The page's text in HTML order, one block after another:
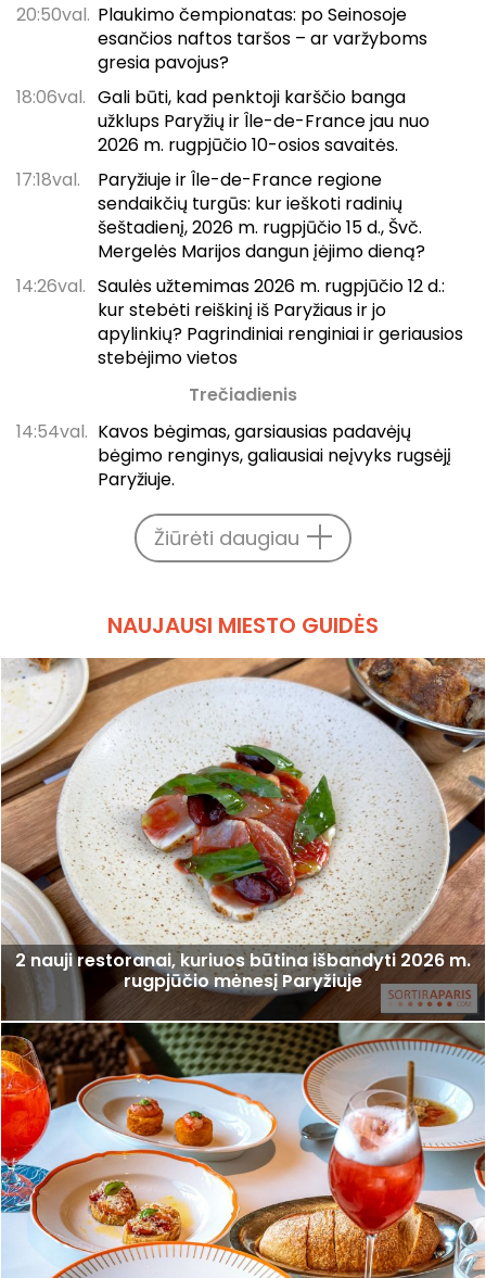
20:50val. Plaukimo čempionatas: po Seinosoje
esančios naftos taršos – ar varžyboms
gresia pavojus?
18:06val. Gali būti, kad penktoji karščio banga
užklups Paryžių ir Île-de-France jau nuo
2026 m. rugpjūčio 10-osios savaitės.
17:18val.
Paryžiuje ir Île-de-France regione
sendaikčių turgūs: kur ieškoti radinių
šeštadienį, 2026 m. rugpjūčio 15 d., Švč.
Mergelės Marijos dangun įėjimo dieną?
14:26val. Saulės užtemimas 2026 m. rugpjūčio 12 d.:
kur stebėti reiškinį iš Paryžiaus ir jo
apylinkių? Pagrindiniai renginiai ir geriausios
stebėjimo vietos
Trečiadienis
14:54val. Kavos bėgimas, garsiausias padavėjų
bėgimo renginys, galiausiai neįvyks rugsėjį
Paryžiuje.
Žiūrėti daugiau
NAUJAUSI MIESTO GUIDĖS
2 nauji restoranai, kuriuos būtina išbandyti 2026 m.
rugpjūčio mėnesį Paryžiuje